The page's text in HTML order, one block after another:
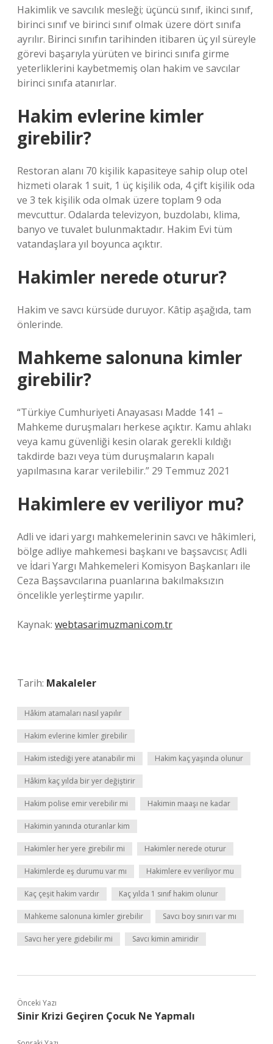
Hakimlik ve savcılık mesleği; üçüncü sınıf, ikinci sınıf,
birinci sınıf ve birinci sınıf olmak üzere dört sınıfa
ayrılır. Birinci sınıfın tarihinden itibaren üç yıl süreyle
görevi başarıyla yürüten ve birinci sınıfa girme
yeterliklerini kaybetmemiş olan hakim ve savcılar
birinci sınıfa atanırlar.
Hakim evlerine kimler
girebilir?
Restoran alanı 70 kişilik kapasiteye sahip olup otel
hizmeti olarak 1 suit, 1 üç kişilik oda, 4 çift kişilik oda
ve 3 tek kişilik oda olmak üzere toplam 9 oda
mevcuttur. Odalarda televizyon, buzdolabı, klima,
banyo ve tuvalet bulunmaktadır. Hakim Evi tüm
vatandaşlara yıl boyunca açıktır.
Hakimler nerede oturur?
Hakim ve savcı kürsüde duruyor. Kâtip aşağıda, tam
önlerinde.
Mahkeme salonuna kimler
girebilir?
“Türkiye Cumhuriyeti Anayasası Madde 141 –
Mahkeme duruşmaları herkese açıktır. Kamu ahlakı
veya kamu güvenliği kesin olarak gerekli kıldığı
takdirde bazı veya tüm duruşmaların kapalı
yapılmasına karar verilebilir.” 29 Temmuz 2021
Hakimlere ev veriliyor mu?
Adli ve idari yargı mahkemelerinin savcı ve hâkimleri,
bölge adliye mahkemesi başkanı ve başsavcısı; Adli
ve İdari Yargı Mahkemeleri Komisyon Başkanları ile
Ceza Başsavcılarına puanlarına bakılmaksızın
öncelikle yerleştirme yapılır.
Kaynak: webtasarimuzmani.com.tr
Tarih: Makaleler
Hâkim atamaları nasıl yapılır
Hakim evlerine kimler girebilir
Hakim istediği yere atanabilir mi Hakim kaç yaşında olunur
Hâkim kaç yılda bir yer değiştirir
Hakim polise emir verebilir mi Hakimin maaşı ne kadar
Hakimin yanında oturanlar kim
Hakimler her yere girebilir mi Hakimler nerede oturur
Hakimlerde eş durumu var mı Hakimlere ev veriliyor mu
Kaç çeşit hakim vardır Kaç yılda 1 sınıf hakim olunur
Mahkeme salonuna kimler girebilir Savcı boy sınırı var mı
Savcı her yere gidebilir mi Savcı kimin amiridir
Önceki Yazı
Sinir Krizi Geçiren Çocuk Ne Yapmalı